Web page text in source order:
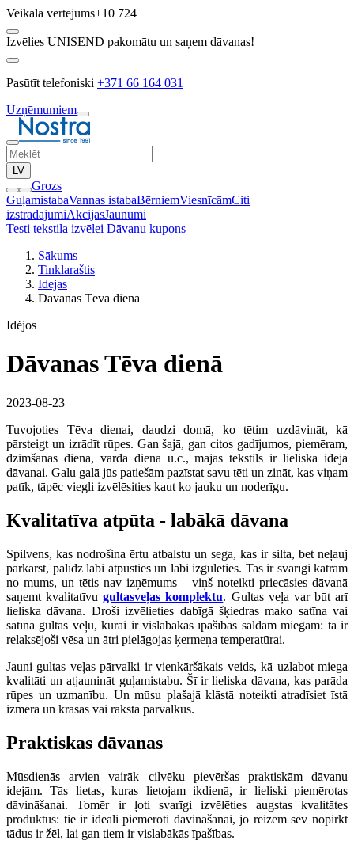
Veikala vērtējums+10 724
Izvēlies UNISEND pakomātu un saņem dāvanas!
Pasūtīt telefoniski +371 66 164 031
Uzņēmumiem
LV
Grozs
GuļamistabaVannas istabaBērniemViesnīcāmCiti
izstrādājumiAkcijasJaunumi
Testi tekstila izvēlei Dāvanu kupons
Sākums
Tinklaraštis
Idejas
Dāvanas Tēva dienā
Idėjos
Dāvanas Tēva dienā
2023-08-23
Tuvojoties Tēva dienai, daudzi domā, ko tētim uzdāvināt, kā
pārsteigt un izrādīt rūpes. Gan šajā, gan citos gadījumos, piemēram,
dzimšanas dienā, vārda dienā u.c., mājas tekstils ir lieliska ideja
dāvanai. Galu galā jūs patiešām pazīstat savu tēti un zināt, kas viņam
patīk, tāpēc viegli izvēlēsities kaut ko jauku un noderīgu.
Kvalitatīva atpūta - labākā dāvana
Spilvens, kas nodrošina ērtu atbalstu un sega, kas ir silta, bet neļauj
pārkarst, palīdz labi atpūsties un labi izgulēties. Tas ir svarīgi katram
no mums, un tētis nav izņēmums – viņš noteikti priecāsies dāvanā
saņemt kvalitatīvugultasveļas komplektu. Gultas veļa var būt arī
lieliska dāvana. Droši izvēlieties dabīgā šķiedras mako satīna vai
satīna gultas veļu, kurai ir vislabākās īpašības saldam miegam: tā ir
relaksējoši vēsa un ātri pielāgojas ķermeņa temperatūrai.
Jauni gultas veļas pārvalki ir vienkāršākais veids, kā uzlabot miega
kvalitāti un atjaunināt guļamistabu. Šī ir lieliska dāvana, kas parāda
rūpes un uzmanību. Un mūsu plašajā klāstā noteikti atradīsiet īstā
izmēra un krāsas vai raksta pārvalkus.
Praktiskas dāvanas
Mūsdienās arvien vairāk cilvēku pievēršas praktiskām dāvanu
idejām. Tās lietas, kuras lietojam ikdienā, ir lieliski piemērotas
dāvināšanai. Tomēr ir ļoti svarīgi izvēlēties augstas kvalitātes
produktus: tie ir ideāli piemēroti dāvināšanai, jo reizēm sev nopirkt
tādus ir žēl, lai gan tiem ir vislabākās īpašības.